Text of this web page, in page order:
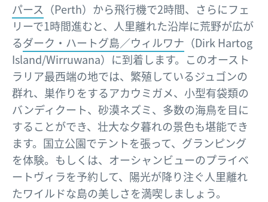
パース （Perth）から飛行機で2時間、さらにフェ
リーで1時間進むと、人里離れた沿岸に荒野が広が
るダーク・ハートグ島／ウィルワナ （Dirk Hartog
Island/Wirruwana）に到着します。このオースト
ラリア最西端の地では、繁殖しているジュゴンの
群れ、巣作りをするアカウミガメ、小型有袋類の
バンディクート、砂漠ネズミ、多数の海鳥を目に
することができ、壮大な夕暮れの景色も堪能でき
ます。国立公園でテントを張って、グランピング
を体験。もしくは、オーシャンビューのプライベ
ートヴィラを予約して、陽光が降り注ぐ人里離れ
たワイルドな島の美しさを満喫しましょう。